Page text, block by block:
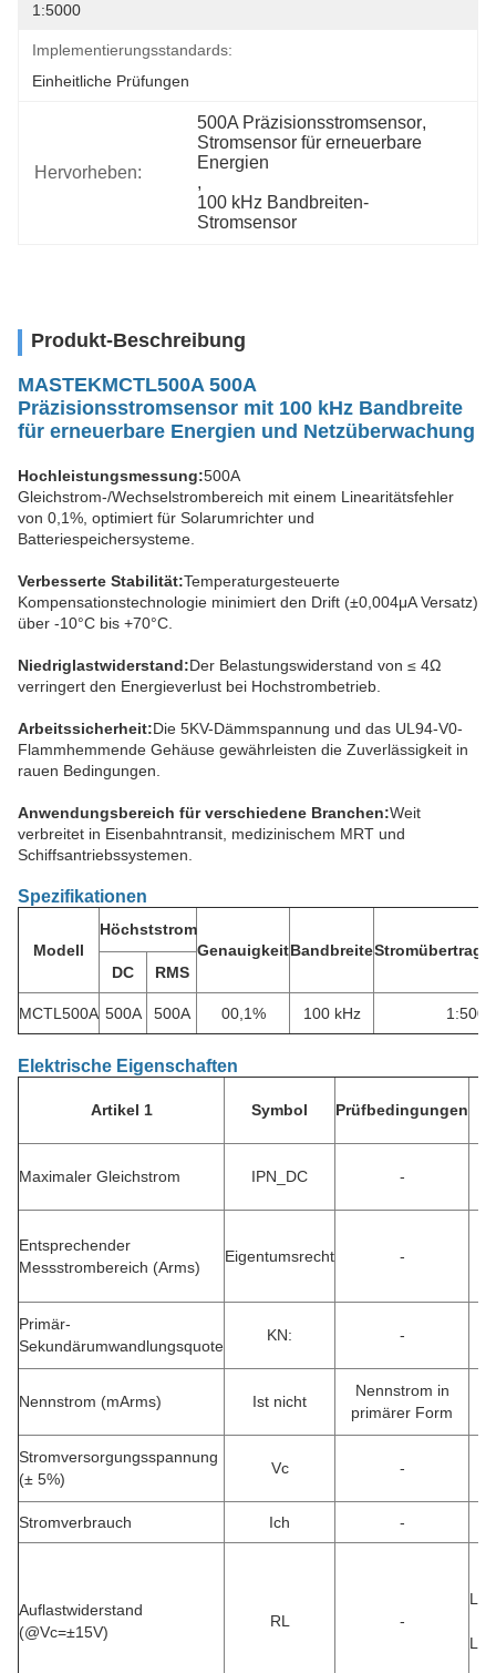
1:5000
Implementierungsstandards:
Einheitliche Prüfungen
Hervorheben:
500A Präzisionsstromsensor,
Stromsensor für erneuerbare
Energien
,
100 kHz Bandbreiten-
Stromsensor
Produkt-Beschreibung
MASTEKMCTL500A 500A
Präzisionsstromsensor mit 100 kHz Bandbreite
für erneuerbare Energien und Netzüberwachung
Hochleistungsmessung:500A
Gleichstrom-/Wechselstrombereich mit einem Linearitätsfehler
von 0,1%, optimiert für Solarumrichter und
Batteriespeichersysteme.
Verbesserte Stabilität:Temperaturgesteuerte
Kompensationstechnologie minimiert den Drift (±0,004μA Versatz)
über -10°C bis +70°C.
Niedriglastwiderstand:Der Belastungswiderstand von ≤ 4Ω
verringert den Energieverlust bei Hochstrombetrieb.
Arbeitssicherheit:Die 5KV-Dämmspannung und das UL94-V0-
Flammhemmende Gehäuse gewährleisten die Zuverlässigkeit in
rauen Bedingungen.
Anwendungsbereich für verschiedene Branchen:Weit
verbreitet in Eisenbahntransit, medizinischem MRT und
Schiffsantriebssystemen.
Spezifikationen
Modell
Höchststrom
GenauigkeitBandbreite
DC
RMS
MCTL500A 500A 500A 00,1% 100 kHz 1:5000
Elektrische Eigenschaften
Artikel 1 Symbol Prüfbedingungen
Maximaler Gleichstrom IPN_DC -
Entsprechender
Messstrombereich (Arms)
Eigentumsrecht -
Primär-
Sekundärumwandlungsquote
KN: -
Nennstrom (mArms) Ist nicht
Nennstrom in
primärer Form
Stromversorgungsspannung
(± 5%)
Vc -
Stromverbrauch Ich -
Auflastwiderstand
(@Vc=±15V)
RL -